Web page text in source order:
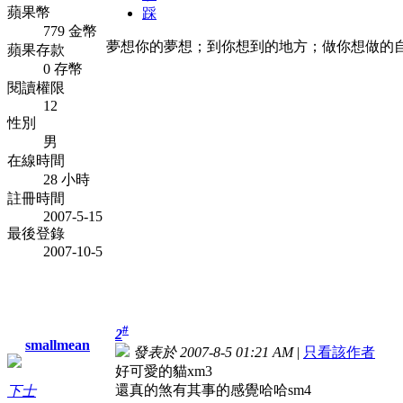
蘋果幣
779 金幣
蘋果存款
0 存幣
閱讀權限
12
性別
男
在線時間
28 小時
註冊時間
2007-5-15
最後登錄
2007-10-5
踩
夢想你的夢想；到你想到的地方；做你想做的
smallmean
下士
2#
發表於 2007-8-5 01:21 AM| 只看該作者
好可愛的貓xm3
還真的煞有其事的感覺哈哈sm4